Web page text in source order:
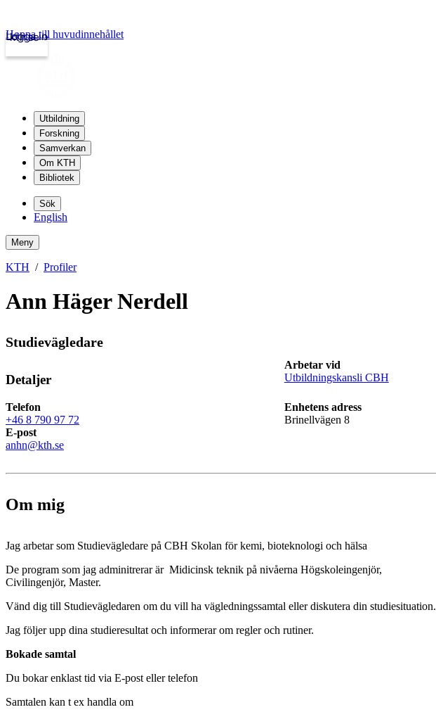
kth.se
Logga in
Hoppa till huvudinnehållet
Utbildning
Forskning
Samverkan
Om KTH
Bibliotek
Sök
English
Meny
KTH Profiler
Ann Häger Nerdell
Studievägledare
Detaljer
Arbetar vid
Utbildningskansli CBH
Telefon
+46 8 790 97 72
Enhetens adress
Brinellvägen 8
E-post
anhn@kth.se
Om mig
Jag arbetar som Studievägledare på CBH Skolan för kemi, bioteknologi och hälsa
De program som jag adminitrerar är Midicinsk teknik på nivåerna Högskoleingenjör,
Civilingenjör, Master.
Vänd dig till Studievägledaren om du vill ha vägledningssamtal eller diskutera din studiesituation.
Jag följer upp dina studieresultat och informerar om regler och rutiner.
Bokade samtal
Du bokar enklast tid via E-post eller telefon
Samtalen kan t ex handla om